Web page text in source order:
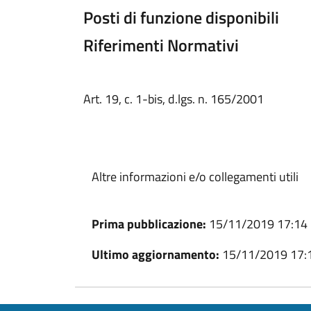
Posti di funzione disponibili
Riferimenti Normativi
Art. 19, c. 1-bis, d.lgs. n. 165/2001
Altre informazioni e/o collegamenti utili
Prima pubblicazione: 15/11/2019 17:14
Ultimo aggiornamento: 15/11/2019